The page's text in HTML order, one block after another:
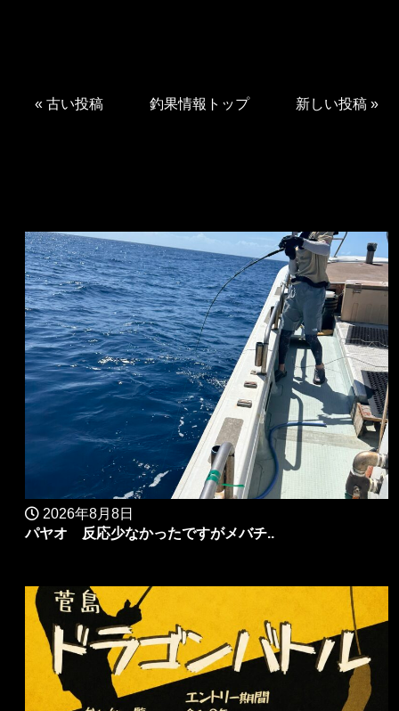
«古い投稿 釣果情報トップ 新しい投稿 »
2026年8月8日
パヤオ 反応少なかったですがメバチ..